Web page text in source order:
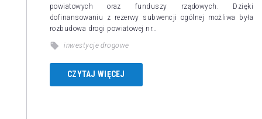
powiatowych oraz funduszy rządowych. Dzięki
dofinansowaniu z rezerwy subwencji ogólnej możliwa była
rozbudowa drogi powiatowej nr…
inwestycje drogowe
CZYTAJ WIĘCEJ